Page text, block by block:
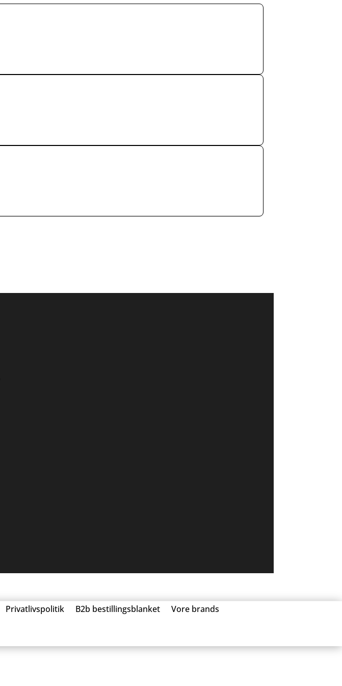
Privatlivspolitik B2b bestillingsblanket
Vore brands